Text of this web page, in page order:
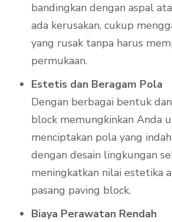
bandingkan dengan aspal
ada kerusakan, cukup
yang rusak tanpa harus
permukaan.
Estetis dan Beragam Pola
Dengan berbagai bentuk
block memungkinkan Anda
menciptakan pola yang
dengan desain lingkungan
meningkatkan nilai estetika
pasang paving block.
Biaya Perawatan Rendah